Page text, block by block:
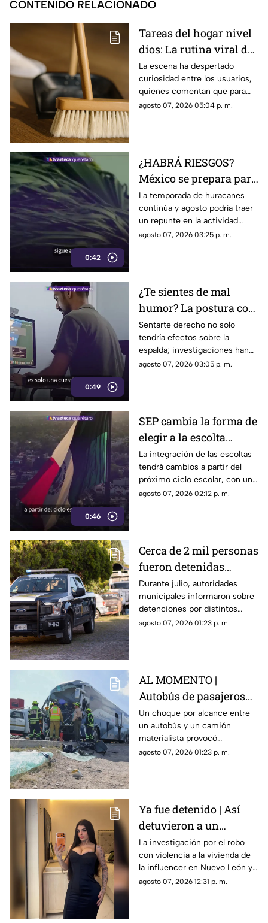
CONTENIDO RELACIONADO
Tareas del hogar nivel
dios: La rutina viral de
esta mamá para la
limpieza el techo
La escena ha despertado
curiosidad entre los usuarios,
quienes comentan que para
algunas personas ningún
agosto 07, 2026 05:04 p. m.
0:42
¿HABRÁ RIESGOS?
México se prepara para
otro posible ciclón
tropical; esta sería la
fecha
La temporada de huracanes
continúa y agosto podría traer
un repunte en la actividad
tropical; estos son los
agosto 07, 2026 03:25 p. m.
0:49
¿Te sientes de mal
humor? La postura con
la que pasas el día
podría influir
Sentarte derecho no solo
tendría efectos sobre la
espalda; investigaciones han
encontrado una posible
agosto 07, 2026 03:05 p. m.
0:46
SEP cambia la forma de
elegir a la escolta
escolar para el ciclo
2026-2027
La integración de las escoltas
tendrá cambios a partir del
próximo ciclo escolar, con un
modelo que busca ampliar la
agosto 07, 2026 02:12 p. m.
Cerca de 2 mil personas
fueron detenidas
durante Julio en
Querétaro; estos fueron
los principales motivos
Durante julio, autoridades
municipales informaron sobre
detenciones por distintos
delitos y faltas administrativas.
agosto 07, 2026 01:23 p. m.
AL MOMENTO |
Autobús de pasajeros
sufr3 aparatoso choque
en la carretera 57
Un choque por alcance entre
un autobús y un camión
materialista provocó
afectaciones en la carretera
agosto 07, 2026 01:23 p. m.
Ya fue detenido | Así
detuvieron a un
presunto responsable
del robo a la casa de
Karely Ruiz
La investigación por el robo
con violencia a la vivienda de
la influencer en Nuevo León ya
tiene a un primer detenido.
agosto 07, 2026 12:31 p. m.